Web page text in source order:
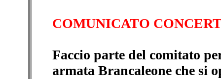
COMUNICATO
Faccio parte del comitato
armata Brancaleone che si